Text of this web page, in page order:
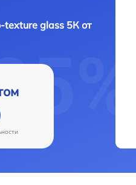
texture glass 5К от